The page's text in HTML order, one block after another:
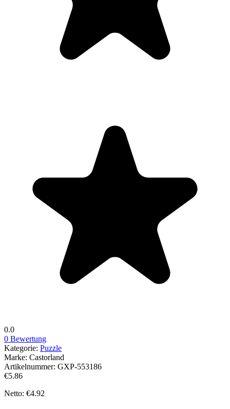
0.0
0 Bewertung
Kategorie: Puzzle
Marke: Castorland
Artikelnummer: GXP-553186
€5.86
Netto: €4.92